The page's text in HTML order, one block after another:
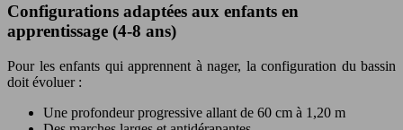
Configurations adaptées aux enfants en
apprentissage (4-8 ans)
Pour les enfants qui apprennent à nager, la configuration du bassin
doit évoluer :
Une profondeur progressive allant de 60 cm à 1,20 m